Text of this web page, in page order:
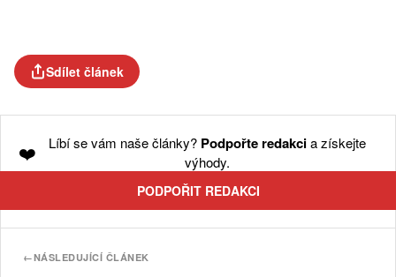
Sdílet článek
❤️ Líbí se vám naše články? Podpořte redakcia získejte
výhody.
PODPOŘIT REDAKCI
←NÁSLEDUJÍCÍ ČLÁNEK